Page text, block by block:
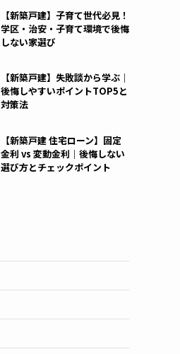
【新築戸建】子育て世代必見！
学区・治安・子育て環境で後悔
しない家選び
【新築戸建】失敗談から学ぶ｜
後悔しやすいポイントTOP5と
対策法
【新築戸建 住宅ローン】固定
金利 vs 変動金利｜後悔しない
選び方とチェックポイント